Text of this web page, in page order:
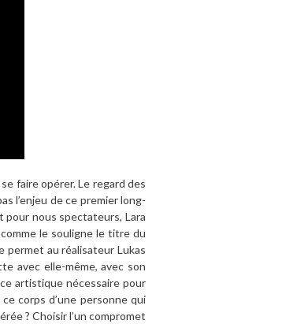
faire opérer. Le regard des
l’enjeu de ce premier long-
pour nous spectateurs, Lara
le souligne le titre du
permet au réalisateur Lukas
avec elle-même, avec son
artistique nécessaire pour
corps d’une personne qui
? Choisir l’un compromet